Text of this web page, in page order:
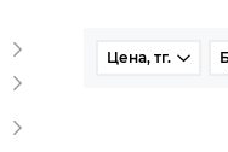
Цена, тг.